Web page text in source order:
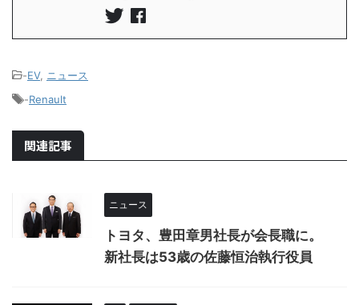
-EV, ニュース
-Renault
関連記事
ニュース
トヨタ、豊田章男社長が会長職に。
新社長は53歳の佐藤恒治執行役員